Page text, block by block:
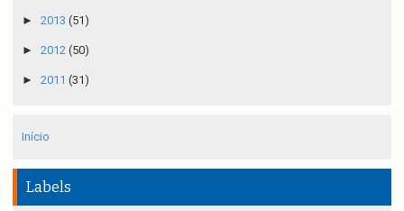
► 2013 (51)
► 2012 (50)
► 2011 (31)
Início
Labels